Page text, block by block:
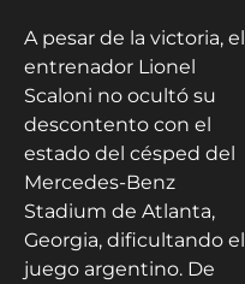
A pesar de la victoria, el
entrenador Lionel
Scaloni no ocultó su
descontento con el
estado del césped del
Mercedes-Benz
Stadium de Atlanta,
Georgia, dificultando el
juego argentino. De